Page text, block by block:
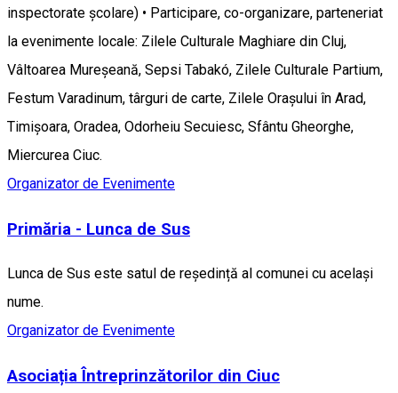
inspectorate școlare) • Participare, co-organizare, parteneriat
la evenimente locale: Zilele Culturale Maghiare din Cluj,
Vâltoarea Mureșeană, Sepsi Tabakó, Zilele Culturale Partium,
Festum Varadinum, târguri de carte, Zilele Orașului în Arad,
Timișoara, Oradea, Odorheiu Secuiesc, Sfântu Gheorghe,
Miercurea Ciuc.
Organizator de Evenimente
Primăria - Lunca de Sus
Lunca de Sus este satul de reședință al comunei cu același
nume.
Organizator de Evenimente
Asociația Întreprinzătorilor din Ciuc